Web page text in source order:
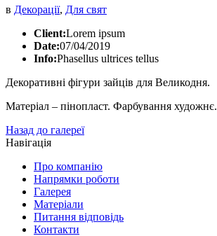
в Декорації, Для свят
Client:Lorem ipsum
Date:07/04/2019
Info:Phasellus ultrices tellus
Декоративні фігури зайців для Великодня.
Матеріал – пінопласт. Фарбування художнє.
Назад до галереї
Навігація
Про компанію
Напрямки роботи
Галерея
Матеріали
Питання відповідь
Контакти